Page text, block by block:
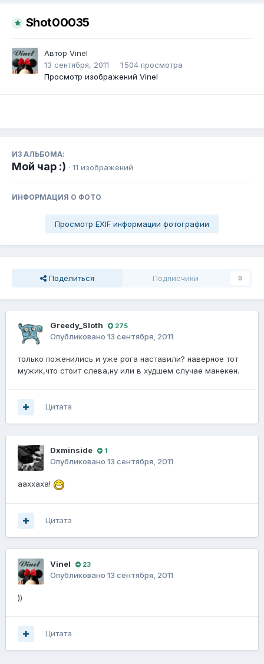
Shot00035
Автор Vinel
13 сентября, 2011
1 504 просмотра
Просмотр изображений Vinel
ИЗ АЛЬБОМА:
Мой чар :) · 11 изображений
ИНФОРМАЦИЯ О ФОТО
Просмотр EXIF информации фотографии
Поделиться Подписчики 0
Greedy_Sloth 275
Опубликовано 13 сентября, 2011
только поженились и уже рога наставили? наверное тот
мужик,что стоит слева,ну или в худшем случае манекен.
Цитата
Dxminside 1
Опубликовано 13 сентября, 2011
ааххаха!
Цитата
Vinel 23
Опубликовано 13 сентября, 2011
))
Цитата